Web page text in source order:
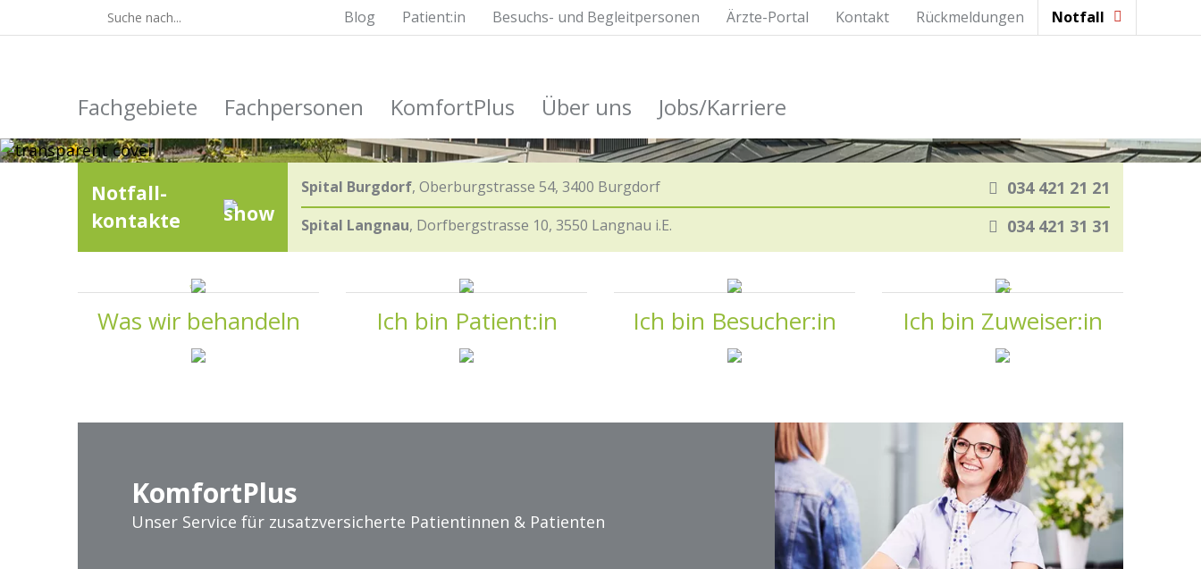
Notfall
Rückmeldungen
Kontakt
Ärzte-Portal
Besuchs- und Begleitpersonen
Patient:in
Blog
Fachgebiete Fachpersonen KomfortPlus Über uns Jobs/Karriere
Herzlich willkommen
Notfall­
kontakte
Spital Burgdorf, Oberburgstrasse 54, 3400 Burgdorf 034 421 21 21
Spital Langnau, Dorfbergstrasse 10, 3550 Langnau i.E. 034 421 31 31
Was wir behandeln Ich bin Patient:in Ich bin Besucher:in Ich bin Zuweiser:in
KomfortPlus
Unser Service für zusatzversicherte Patientinnen & Patienten